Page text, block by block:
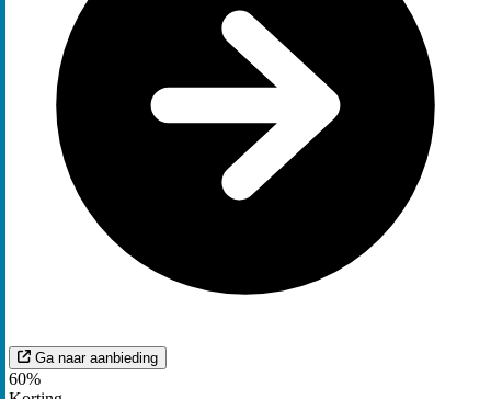
Ga naar aanbieding
60%